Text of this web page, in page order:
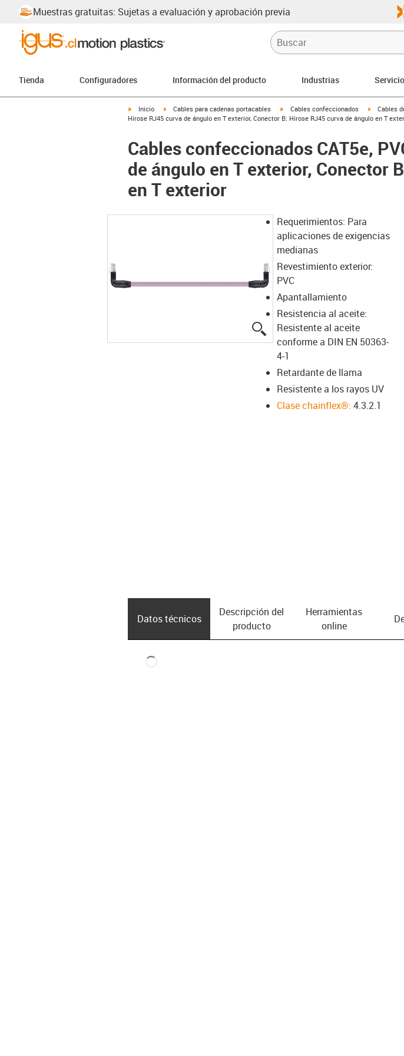
Muestras gratuitas: Sujetas a evaluación y aprobación previa
Tienda Configuradores Información del producto Industrias
igus-icon-arrow-right
Inicio igus-icon-arrow-right
Cables para cadenas portacables igus-icon-arrow-right
Cables confeccionados igus-icon-
Cables
Hirose RJ45 curva de ángulo en T exterior, Conector B: Hirose RJ45 curva de ángulo en T
Cables confeccionados CAT5e,
de ángulo en T exterior, Conector
en T exterior
igus-icon-lupe
Requerimientos: Para
aplicaciones de exigencias
medianas
Revestimiento exterior:
PVC
Apantallamiento
Resistencia al aceite:
Resistente al aceite
conforme a DIN EN 50363-
4-1
Retardante de llama
Resistente a los rayos UV
Clase chainflex®: 4.3.2.1
Datos técnicos
Descripción del
producto
Herramientas
online